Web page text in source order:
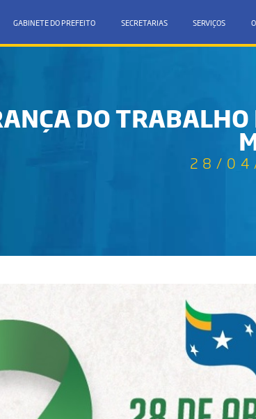
GABINETE DO PREFEITO SECRETARIAS SERVIÇOS
DO
28/